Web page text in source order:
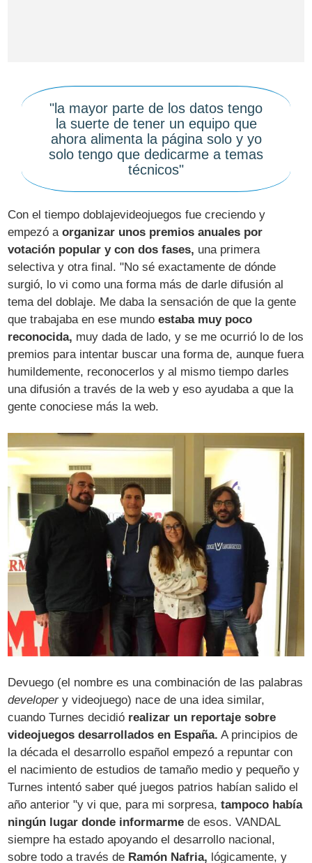
"la mayor parte de los datos tengo
la suerte de tener un equipo que
ahora alimenta la página solo y yo
solo tengo que dedicarme a temas
técnicos"
Con el tiempo doblajevideojuegos fue creciendo y
empezó aorganizar unos premios anuales por
votación popular y con dos fases, una primera
selectiva y otra final. "No sé exactamente de dónde
surgió, lo vi como una forma más de darle difusión al
tema del doblaje. Me daba la sensación de que la gente
que trabajaba en ese mundoestaba muy poco
reconocida, muy dada de lado, y se me ocurrió lo de los
premios para intentar buscar una forma de, aunque fuera
humildemente, reconocerlos y al mismo tiempo darles
una difusión a través de la web y eso ayudaba a que la
gente conociese más la web.
Devuego (el nombre es una combinación de las palabras
developery videojuego) nace de una idea similar,
cuando Turnes decidió realizar un reportaje sobre
videojuegos desarrollados en España. A principios de
la década el desarrollo español empezó a repuntar con
el nacimiento de estudios de tamaño medio y pequeño y
Turnes intentó saber qué juegos patrios habían salido el
año anterior "y vi que, para mi sorpresa, tampoco había
ningún lugar donde informarme de esos. VANDAL
siempre ha estado apoyando el desarrollo nacional,
sobre todo a través de Ramón Nafria, lógicamente, y